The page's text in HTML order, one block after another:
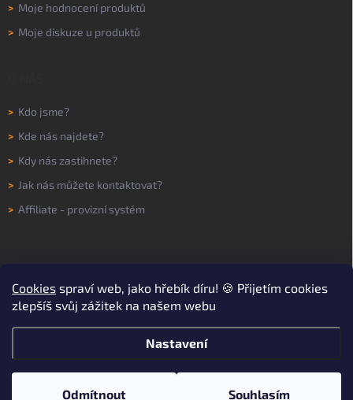
Cookies spraví web, jako hřebík díru! 🍪 Přijetím cookies
zlepšíš svůj zážitek na našem webu
Nastavení
Odmítnout Souhlasím
> Moje hodnocení produktů
> Moje diskuze u produktů
> Kdo jsme?
> Kde nás najdete?
> Kdy nás zastihnete?
> Jak nás můžete kontaktovat?
> Affiliate - provizní systém
Copyright 2026WORKNOW. Všechna práva vyhrazena.Upravit nastavení